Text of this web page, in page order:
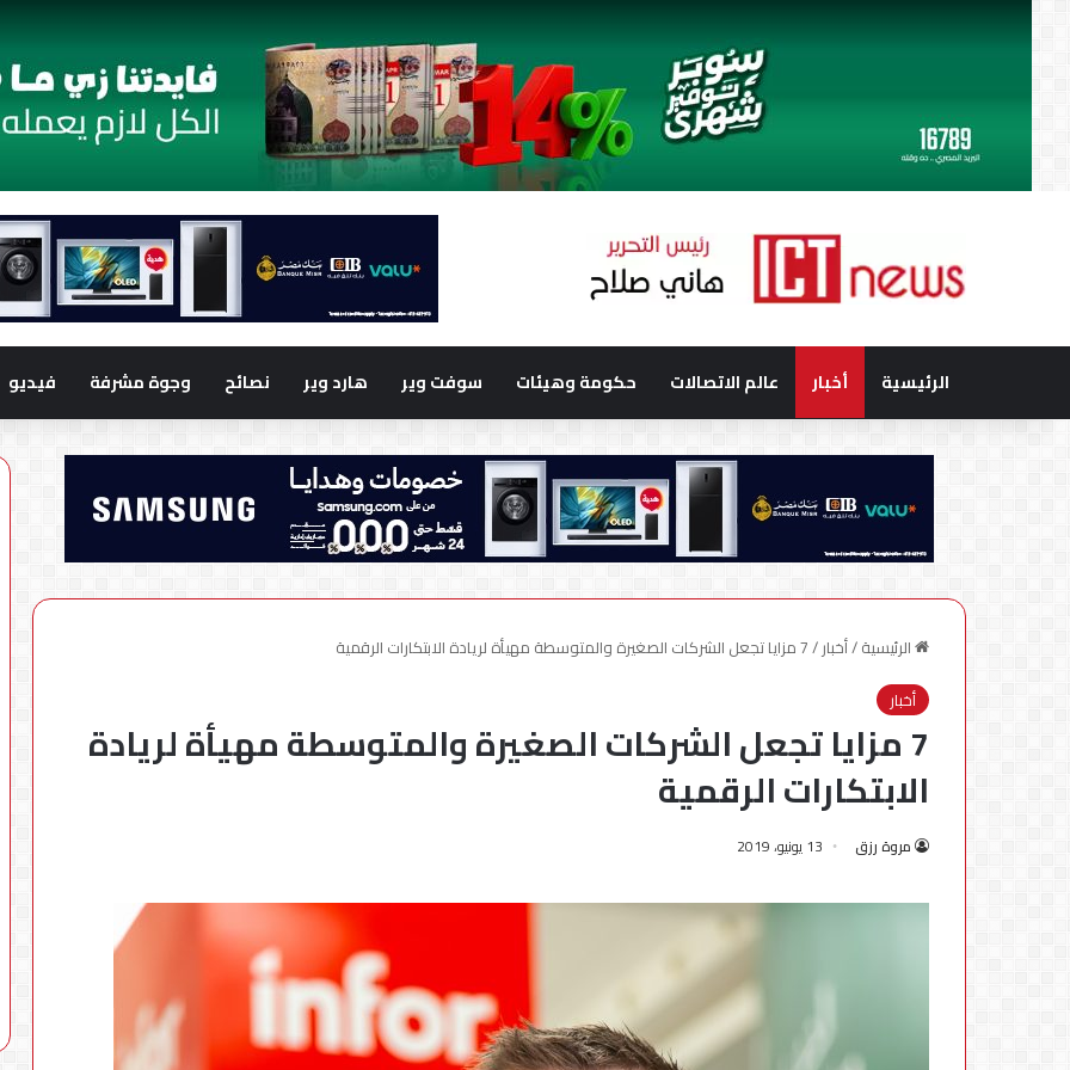
الرئيسية أخبار عالم الاتصالات حكومة وهيئات سوفت وير هارد وير نصائح وجوة مشرفة فيديو
الرئيسية/أخبار/7 مزايا تجعل الشركات الصغيرة والمتوسطة مهيأة لريادة الابتكارات الرقمية
أخبار
7 مزايا تجعل الشركات الصغيرة والمتوسطة مهيأة لريادة
الابتكارات الرقمية
مروة رزق 13 يونيو، 2019